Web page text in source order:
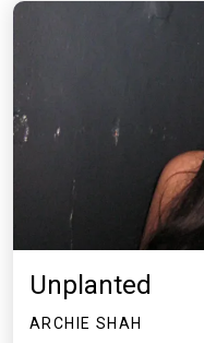
Unplanted
ARCHIE SHAH